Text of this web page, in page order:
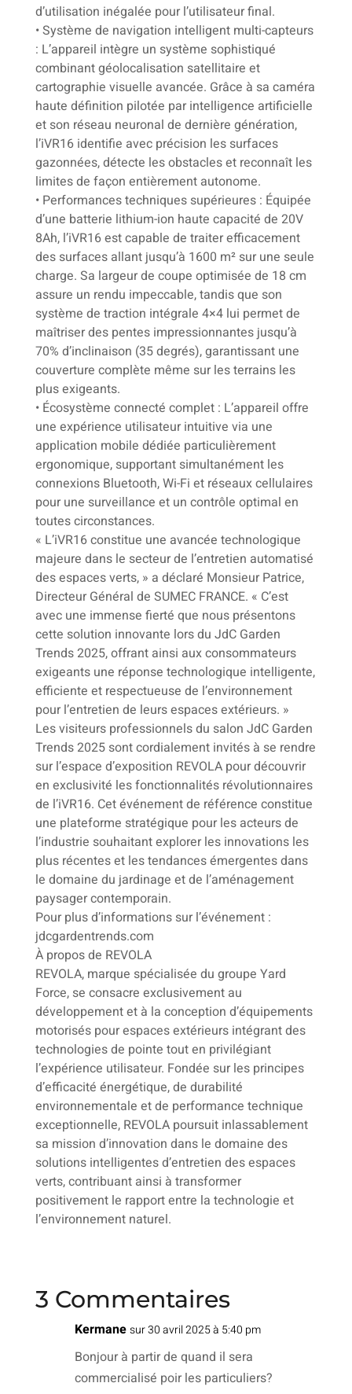
d’utilisation inégalée pour l’utilisateur final.
• Système de navigation intelligent multi-capteurs
: L’appareil intègre un système sophistiqué
combinant géolocalisation satellitaire et
cartographie visuelle avancée. Grâce à sa caméra
haute définition pilotée par intelligence artificielle
et son réseau neuronal de dernière génération,
l’iVR16 identifie avec précision les surfaces
gazonnées, détecte les obstacles et reconnaît les
limites de façon entièrement autonome.
• Performances techniques supérieures : Équipée
d’une batterie lithium-ion haute capacité de 20V
8Ah, l’iVR16 est capable de traiter efficacement
des surfaces allant jusqu’à 1600 m² sur une seule
charge. Sa largeur de coupe optimisée de 18 cm
assure un rendu impeccable, tandis que son
système de traction intégrale 4×4 lui permet de
maîtriser des pentes impressionnantes jusqu’à
70% d’inclinaison (35 degrés), garantissant une
couverture complète même sur les terrains les
plus exigeants.
• Écosystème connecté complet : L’appareil offre
une expérience utilisateur intuitive via une
application mobile dédiée particulièrement
ergonomique, supportant simultanément les
connexions Bluetooth, Wi-Fi et réseaux cellulaires
pour une surveillance et un contrôle optimal en
toutes circonstances.
« L’iVR16 constitue une avancée technologique
majeure dans le secteur de l’entretien automatisé
des espaces verts, » a déclaré Monsieur Patrice,
Directeur Général de SUMEC FRANCE. « C’est
avec une immense fierté que nous présentons
cette solution innovante lors du JdC Garden
Trends 2025, offrant ainsi aux consommateurs
exigeants une réponse technologique intelligente,
efficiente et respectueuse de l’environnement
pour l’entretien de leurs espaces extérieurs. »
Les visiteurs professionnels du salon JdC Garden
Trends 2025 sont cordialement invités à se rendre
sur l’espace d’exposition REVOLA pour découvrir
en exclusivité les fonctionnalités révolutionnaires
de l’iVR16. Cet événement de référence constitue
une plateforme stratégique pour les acteurs de
l’industrie souhaitant explorer les innovations les
plus récentes et les tendances émergentes dans
le domaine du jardinage et de l’aménagement
paysager contemporain.
Pour plus d’informations sur l’événement :
jdcgardentrends.com
À propos de REVOLA
REVOLA, marque spécialisée du groupe Yard
Force, se consacre exclusivement au
développement et à la conception d’équipements
motorisés pour espaces extérieurs intégrant des
technologies de pointe tout en privilégiant
l’expérience utilisateur. Fondée sur les principes
d’efficacité énergétique, de durabilité
environnementale et de performance technique
exceptionnelle, REVOLA poursuit inlassablement
sa mission d’innovation dans le domaine des
solutions intelligentes d’entretien des espaces
verts, contribuant ainsi à transformer
positivement le rapport entre la technologie et
l’environnement naturel.
3 Commentaires
Kermane sur 30 avril 2025 à 5:40 pm
Bonjour à partir de quand il sera
commercialisé poir les particuliers?